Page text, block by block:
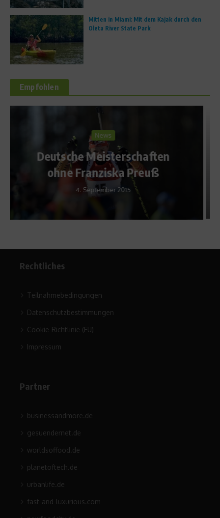
Mitten in Miami: Mit dem Kajak durch den
Oleta River State Park
Empfohlen
Sports Inside
Die Vaude MountainBIKE
Trans Schwarzwald 2010
27. Mai 2010
Rechtliches
Teilnahmebedingungen
Datenschutzbestimmungen
Cookie-Richtlinie (EU)
Impressum
Partner
businessandmore.de
gesuendernet.de
worldsoffood.de
planetoftech.de
urbanlife.de
fast-and-luxurious.com